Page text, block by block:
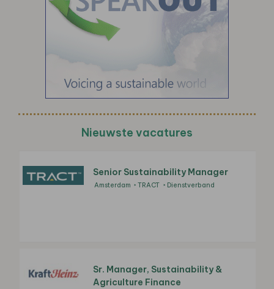
Nieuwste vacatures
Senior Sustainability Manager
Amsterdam TRACT Dienstverband
Sr. Manager, Sustainability &
Agriculture Finance